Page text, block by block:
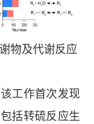
物及代谢反应
工作首次发现
括转硫反应生